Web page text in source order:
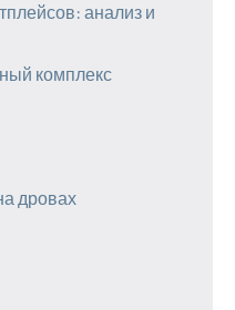
анализ и
комплекс
дровах